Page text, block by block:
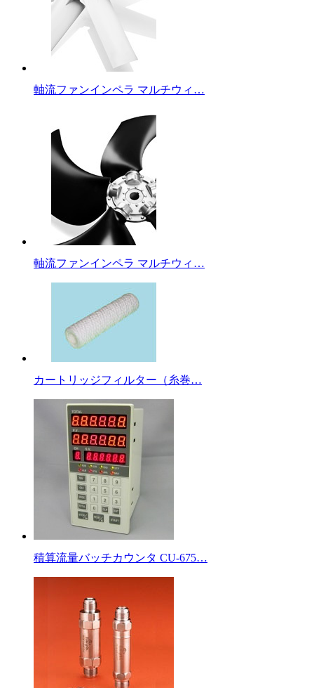
軸流ファンインペラ マルチウィ…
軸流ファンインペラ マルチウィ…
カートリッジフィルター（糸巻…
積算流量バッチカウンタ CU-675…